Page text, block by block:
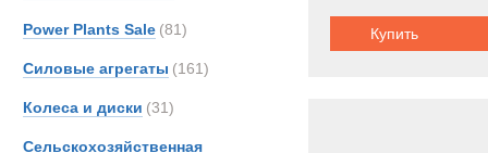
Power Plants Sale (81)
Силовые агрегаты (161)
Колеса и диски (31)
Сельскохозяйственная
Купить